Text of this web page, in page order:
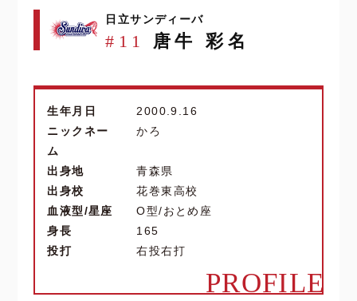
日立サンディーバ
#11 唐牛 彩名
PROFILE
生年月日
2000.9.16
ニックネー
ム
かろ
出身地
青森県
出身校
花巻東高校
血液型/星座
O型/おとめ座
身長
165
投打
右投右打